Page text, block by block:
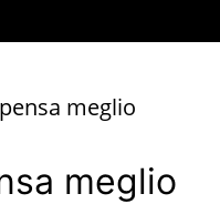
pensa meglio
meglio